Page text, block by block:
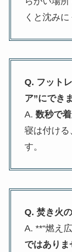
くと沈みに
Q. フット
ア”にでき
A. 数秒で
寝は付け
す。
Q. 焚き火
A. **“燃え
ではありま